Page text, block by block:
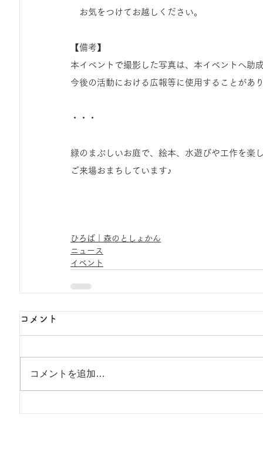
お気をつけてお越しください。
【備考】
本イベントで撮影した写真は、本イベントへ助
今後の活動における広報等に使用することがあ
・・・
緑のまぶしいお庭で、絵本、水遊びや工作を楽
ご来場おまちしています♪
ひろば｜森のとしょかん
ニュース
イベント
コメント
コメントを追加…